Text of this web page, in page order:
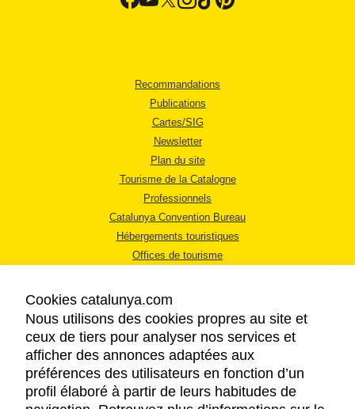
Recommandations
Publications
Cartes/SIG
Newsletter
Plan du site
Tourisme de la Catalogne
Professionnels
Catalunya Convention Bureau
Hébergements touristiques
Offices de tourisme
MENTIONS LÉGALES
RÈGLES DE CONFIDENTIALITÉ
COOKIES
Cookies catalunya.com
Nous utilisons des cookies propres au site et
ceux de tiers pour analyser nos services et
afficher des annonces adaptées aux
préférences des utilisateurs en fonction d’un
profil élaboré à partir de leurs habitudes de